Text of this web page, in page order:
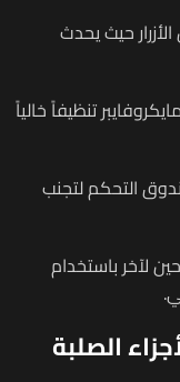
حيث يحدث
تنظيفاً خالياً
التحكم لتجنب
لآخر باستخدام